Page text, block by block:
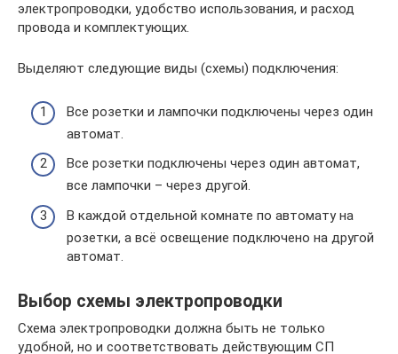
электропроводки, удобство использования, и расход
провода и комплектующих.
Выделяют следующие виды (схемы) подключения:
Все розетки и лампочки подключены через один
автомат.
Все розетки подключены через один автомат,
все лампочки – через другой.
В каждой отдельной комнате по автомату на
розетки, а всё освещение подключено на другой
автомат.
Выбор схемы электропроводки
Схема электропроводки должна быть не только
удобной, но и соответствовать действующим СП